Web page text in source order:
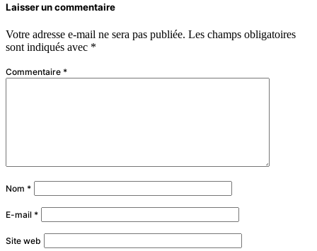
Laisser un commentaire
Votre adresse e-mail ne sera pas publiée. Les champs obligatoires
sont indiqués avec *
Commentaire *
Nom *
E-mail *
Site web